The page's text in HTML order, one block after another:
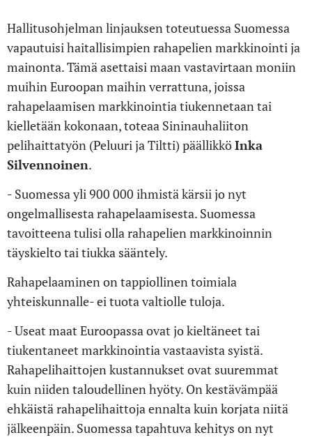
Hallitusohjelman linjauksen toteutuessa Suomessa
vapautuisi haitallisimpien rahapelien markkinointi ja
mainonta. Tämä asettaisi maan vastavirtaan moniin
muihin Euroopan maihin verrattuna, joissa
rahapelaamisen markkinointia tiukennetaan tai
kielletään kokonaan, toteaa Sininauhaliiton
pelihaittatyön (Peluuri ja Tiltti) päällikköInka
Silvennoinen.
- Suomessa yli 900 000 ihmistä kärsii jo nyt
ongelmallisesta rahapelaamisesta. Suomessa
tavoitteena tulisi olla rahapelien markkinoinnin
täyskielto tai tiukka sääntely.
Rahapelaaminen on tappiollinen toimiala
yhteiskunnalle- ei tuota valtiolle tuloja.
- Useat maat Euroopassa ovat jo kieltäneet tai
tiukentaneet markkinointia vastaavista syistä.
Rahapelihaittojen kustannukset ovat suuremmat
kuin niiden taloudellinen hyöty. On kestävämpää
ehkäistä rahapelihaittoja ennalta kuin korjata niitä
jälkeenpäin. Suomessa tapahtuva kehitys on nyt